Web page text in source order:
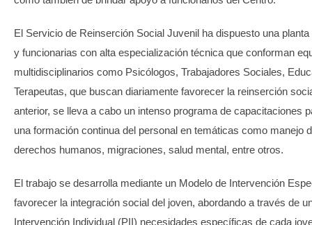
El Servicio de Reinserción Social Juvenil ha dispuesto una
y funcionarias con alta especialización técnica que conforman
multidisciplinarios como Psicólogos, Trabajadores Sociales,
Terapeutas, que buscan diariamente favorecer la reinserción
anterior, se lleva a cabo un intenso programa de capacitaciones
una formación continua del personal en temáticas como manejo
derechos humanos, migraciones, salud mental, entre otros.
El trabajo se desarrolla mediante un Modelo de Intervención
favorecer la integración social del joven, abordando a través de
Intervención Individual (PII) necesidades específicas de cada